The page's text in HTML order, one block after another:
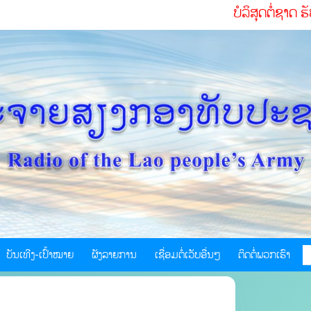
ບໍລິສຸດຕໍ່ຊາດ ຮັບໃຊ້ປະຊ
ບັນເທີງ-ເປົ້າໝາຍ ຜັງລາຍການ ເຊື່ອມຕໍ່ເວັບອື່ນໆ ຕິດຕໍ່ພວກເຮົາ